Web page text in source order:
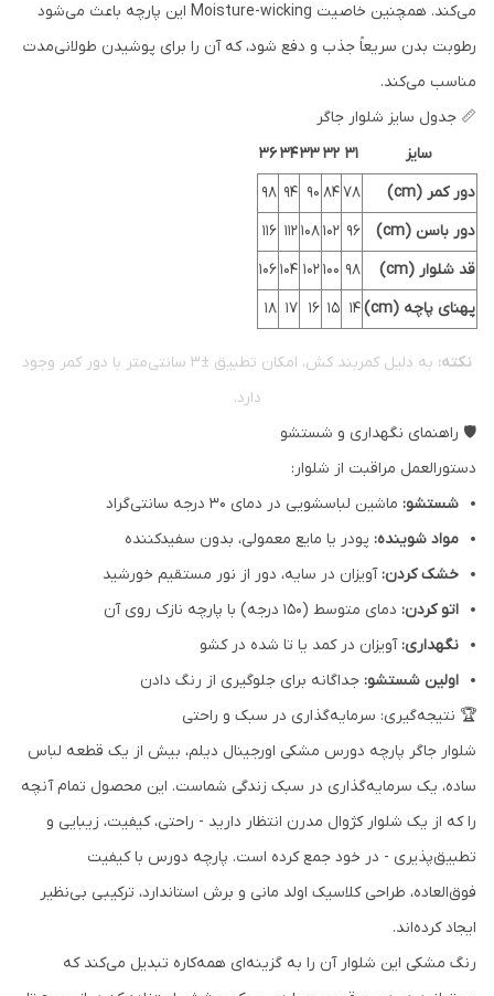
می‌کند. همچنین خاصیت Moisture-wicking این پارچه باعث می‌شود
رطوبت بدن سریعاً جذب و دفع شود، که آن را برای پوشیدن طولانی‌مدت
مناسب می‌کند.
📏 جدول سایز شلوار جاگر
سایز
31
32
33
34
36
دور کمر (cm)
78
84
90
94
98
دور باسن (cm)
96
102
108
112
116
قد شلوار (cm)
98
100
102
104
106
پهنای پاچه (cm)
14
15
16
17
18
نکته:
به دلیل کمربند کش، امکان تطبیق ±3 سانتی‌متر با دور کمر وجود
دارد.
🛡️ راهنمای نگهداری و شستشو
دستورالعمل مراقبت از شلوار:
شستشو: ماشین لباسشویی در دمای 30 درجه سانتی‌گراد
مواد شوینده: پودر یا مایع معمولی، بدون سفیدکننده
خشک کردن:آویزان در سایه، دور از نور مستقیم خورشید
اتو کردن: دمای متوسط (150 درجه) با پارچه نازک روی آن
نگهداری:آویزان در کمد یا تا شده در کشو
اولین شستشو: جداگانه برای جلوگیری از رنگ دادن
🏆 نتیجه‌گیری: سرمایه‌گذاری در سبک و راحتی
شلوار جاگر پارچه دورس مشکی اورجینال دیلم، بیش از یک قطعه لباس
ساده، یک سرمایه‌گذاری در سبک زندگی شماست. این محصول تمام آنچه
را که از یک شلوار کژوال مدرن انتظار دارید - راحتی، کیفیت، زیبایی و
تطبیق‌پذیری - در خود جمع کرده است. پارچه دورس با کیفیت
فوق‌العاده، طراحی کلاسیک اولد مانی و برش استاندارد، ترکیبی بی‌نظیر
ایجاد کرده‌اند.
رنگ مشکی این شلوار آن را به گزینه‌ای همه‌کاره تبدیل می‌کند که